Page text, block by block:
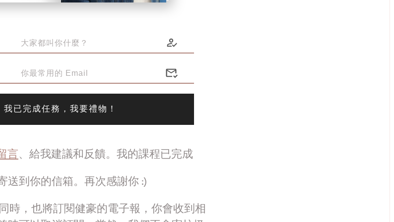
我已完成任務，我要禮物！
言、給我建議和反饋。我的課程已完成
送到你的信箱。再次感謝你 :)
時，也將訂閱健豪的電子報，你會收到相